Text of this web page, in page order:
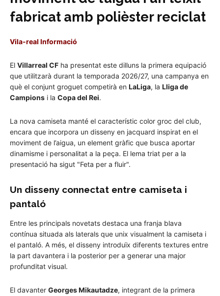
fabricat amb polièster reciclat
Vila-real Informació
El Villarreal CF ha presentat este dilluns la primera equipació
que utilitzarà durant la temporada 2026/27, una campanya en
què el conjunt groguet competirà en LaLiga, la Lliga de
Campions i la Copa del Rei.
La nova camiseta manté el característic color groc del club,
encara que incorpora un disseny en jacquard inspirat en el
moviment de l’aigua, un element gràfic que busca aportar
dinamisme i personalitat a la peça. El lema triat per a la
presentació ha sigut "Feta per a fluir".
Un disseny connectat entre camiseta i
pantaló
Entre les principals novetats destaca una franja blava
contínua situada als laterals que unix visualment la camiseta i
el pantaló. A més, el disseny introduïx diferents textures entre
la part davantera i la posterior per a generar una major
profunditat visual.
El davanter Georges Mikautadze, integrant de la primera